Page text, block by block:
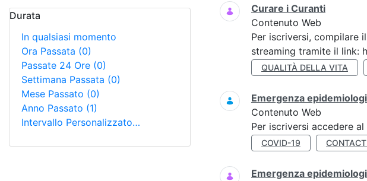
Durata
In qualsiasi momento
Ora Passata (0)
Passate 24 Ore (0)
Settimana Passata (0)
Mese Passato (0)
Anno Passato (1)
Intervallo Personalizzato…
Curare i Curanti
Contenuto Web
Per iscriversi, compilare
streaming tramite il link:
QUALITÀ DELLA VITA
Emergenza
Contenuto Web
Per iscriversi accedere
COVID-19
Emergenza